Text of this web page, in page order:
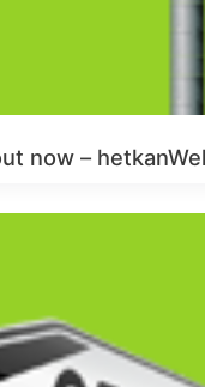
now – hetkanWel